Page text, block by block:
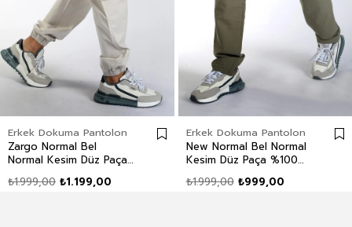
Erkek Dokuma Pantolon
Zargo Normal Bel
Normal Kesim Düz Paça
₺1.199,00
₺1.999,00
Erkek Dokuma Pantolon
New Normal Bel Normal
Kesim Düz Paça %100
Pantolon ₺999,00
₺1.999,00